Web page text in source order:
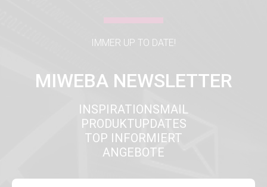
IMMER UP TO DATE!
MIWEBA NEWSLETTER
INSPIRATIONSMAIL
PRODUKTUPDATES
TOP INFORMIERT
ANGEBOTE